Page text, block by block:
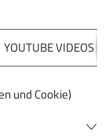
YOUTUBE VIDEOS
und Cookie)